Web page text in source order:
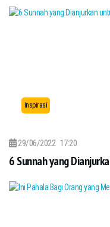
Inspirasi
29/06/2022 17:20
6 Sunnah yang